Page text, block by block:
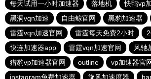
每天试用一小时加速器
落地机
快鸭vp
黑洞vqn加速
自由鲸官网 黑豹加速器
雷霆vqn加速官网
雷霆每天免费2小时
快连加速器app
雷霆vqn加速官网
风驰
猎豹vp加速器官网
outline
vp加速器官
instagram免费加速器
旋风加速度器